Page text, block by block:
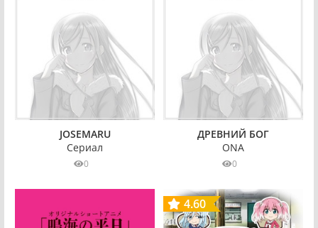
Школьная жизнь
JOSEMARU
Сериал
0
ДРЕВНИЙ БОГ
ONA
0
4.60